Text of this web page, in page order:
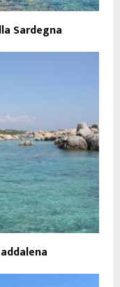
Sardegna